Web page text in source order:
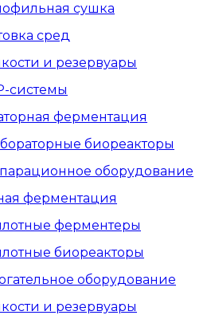
сушка
сред
и резервуары
системы
ферментация
биореакторы
оборудование
ферментация
ферментеры
биореакторы
оборудование
и резервуары